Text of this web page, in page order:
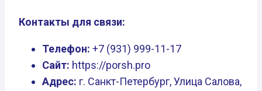
Контакты для связи:
Телефон: +7 (931) 999-11-17
Сайт: https://porsh.pro
Адрес: г. Санкт-Петербург, Улица Салова,